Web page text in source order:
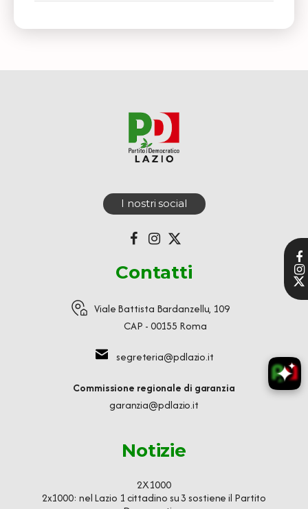
I nostri social
Contatti
Viale Battista Bardanzellu, 109
CAP - 00155 Roma
segreteria@pdlazio.it
Commissione regionale di garanzia
garanzia@pdlazio.it
Notizie
2X1000
2x1000: nel Lazio 1 cittadino su 3 sostiene il Partito